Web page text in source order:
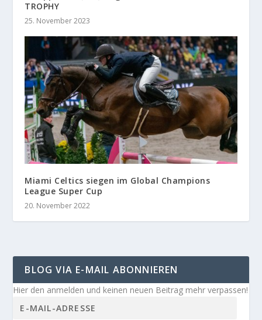
TROPHY
25. November 2023
Miami Celtics siegen im Global Champions
League Super Cup
20. November 2022
BLOG VIA E-MAIL ABONNIEREN
Hier den anmelden und keinen neuen Beitrag mehr verpassen!